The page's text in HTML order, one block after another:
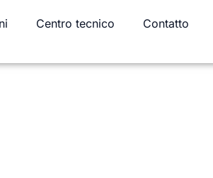
Centro tecnico Contatto